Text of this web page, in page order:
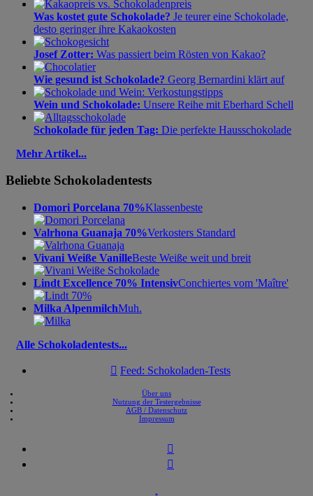
Was kostet gute Schokolade? Je teurer eine Schokolade,
desto geringer ihre Kakaokosten
Josef Zotter: Was passiert beim Rösten von Kakao?
Wie gesund ist Schokolade? Georg Bernardini klärt auf
Wein und Schokolade: Unsere Reihe mit Eberhard Schell
Schokolade für jeden Tag: Die perfekte Hausschokolade
Mehr Artikel...
Beliebte Schokoladentests
Domori Porcelana 70%Klassenbeste
Valrhona Guanaja 70%Verkosters Standard
Vivani Weiße VanilleBeste Weiße weit und breit
Lindt Excellence 70% IntensivConchiertes vom 'Maître'
Milka AlpenmilchMuh.
Alle Schokoladentests...
 Feed: Schokoladen-Tests
Über uns
Nutzung der Testergebnisse
AGB / Datenschutz
Impressum

